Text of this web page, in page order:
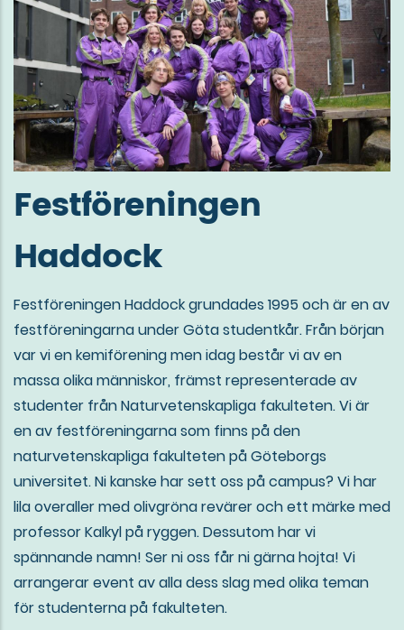
Festföreningen
Haddock
Festföreningen Haddock grundades 1995 och är en av
festföreningarna under Göta studentkår. Från början
var vi en kemiförening men idag består vi av en
massa olika människor, främst representerade av
studenter från Naturvetenskapliga fakulteten. Vi är
en av festföreningarna som finns på den
naturvetenskapliga fakulteten på Göteborgs
universitet. Ni kanske har sett oss på campus? Vi har
lila overaller med olivgröna revärer och ett märke med
professor Kalkyl på ryggen. Dessutom har vi
spännande namn! Ser ni oss får ni gärna hojta! Vi
arrangerar event av alla dess slag med olika teman
för studenterna på fakulteten.